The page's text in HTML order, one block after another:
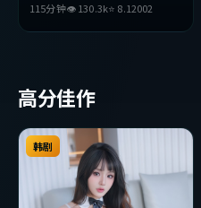
苍井优等主演。影片在叙事与视
听上力求突破，探讨人性与抉
115分钟👁130.3k⭐ 8.12002
高分佳作
韩剧